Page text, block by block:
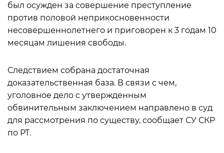
был осужден за совершение преступление
против половой неприкосновенности
несовершеннолетнего и приговорен к 3 годам 10
месяцам лишения свободы.
Следствием собрана достаточная
доказательственная база. В связи с чем,
уголовное дело с утвержденным
обвинительным заключением направлено в суд
для рассмотрения по существу, сообщает СУ СКР
по РТ.